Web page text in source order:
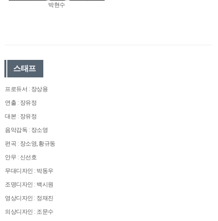
박현수
스태프
프로듀서 : 장상용
연출 : 장유정
대본 : 장유정
음악감독 : 장소영
편곡 : 장소영, 황규동
안무 : 신선호
무대디자인 : 박동우
조명디자인 : 백시원
영상디자인 : 정재진
의상디자인 : 조문수